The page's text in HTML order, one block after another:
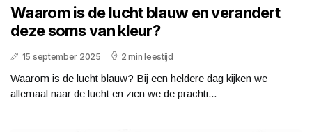
Waarom is de lucht blauw en verandert
deze soms van kleur?
15 september 2025 2 min leestijd
Waarom is de lucht blauw? Bij een heldere dag kijken we
allemaal naar de lucht en zien we de prachti...